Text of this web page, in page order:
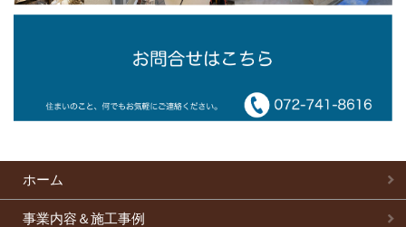
ホーム
事業内容＆施工事例